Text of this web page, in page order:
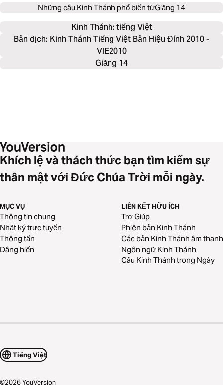
Những câu Kinh Thánh phổ biến từGiăng 14
Kinh Thánh: tiếng Việt
Bản dịch: Kinh Thánh Tiếng Việt Bản Hiệu Đính 2010 -
VIE2010
Giăng 14
Khích lệ và thách thức bạn tìm kiếm sự
thân mật với Đức Chúa Trời mỗi ngày.
MỤC VỤ
Thông tin chung
Nhật ký trực tuyến
Thông tấn
Dâng hiến
LIÊN KẾT HỮU ÍCH
Trợ Giúp
Phiên bản Kinh Thánh
Các bản Kinh Thánh âm thanh
Ngôn ngữ Kinh Thánh
Câu Kinh Thánh trong Ngày
Tiếng Việt
©2026YouVersion